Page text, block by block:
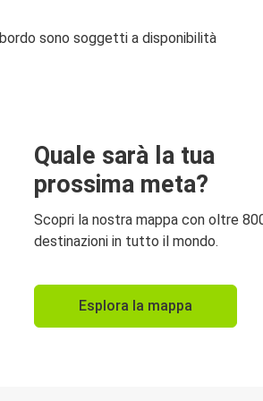
sono soggetti a disponibilità
Quale sarà la tua
prossima meta?
Scopri la nostra mappa con oltre
destinazioni in tutto il mondo.
Esplora la mappa